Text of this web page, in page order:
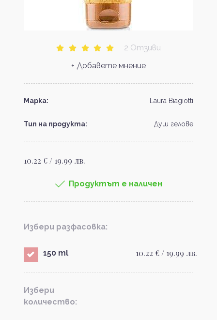
2 Отзиви
+ Добавете мнение
Марка: Laura Biagiotti
Тип на продукта: Душ гелове
10.22 € / 19.99 лв.
Продуктът е наличен
Избери разфасовка:
150 ml 10.22 € / 19.99 лв.
Избери
количество: